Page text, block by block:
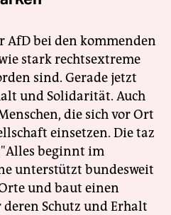
AfD bei den kommenden
stark rechtsextreme
sind. Gerade jetzt
und Solidarität. Auch
die sich vor Ort
einsetzen. Die taz
beginnt im
unterstützt bundesweit
und baut einen
Schutz und Erhalt